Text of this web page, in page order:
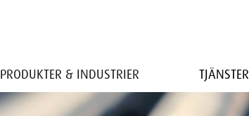
PRODUKTER & INDUSTRIER TJÄNSTER